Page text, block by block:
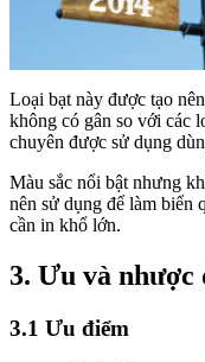
Loại bạt này được tạo
không có gân so với các
chuyên được sử dụng
Màu sắc nổi bật nhưng
nên sử dụng để làm biển
cần in khổ lớn.
3. Ưu và nhược
3.1 Ưu điểm